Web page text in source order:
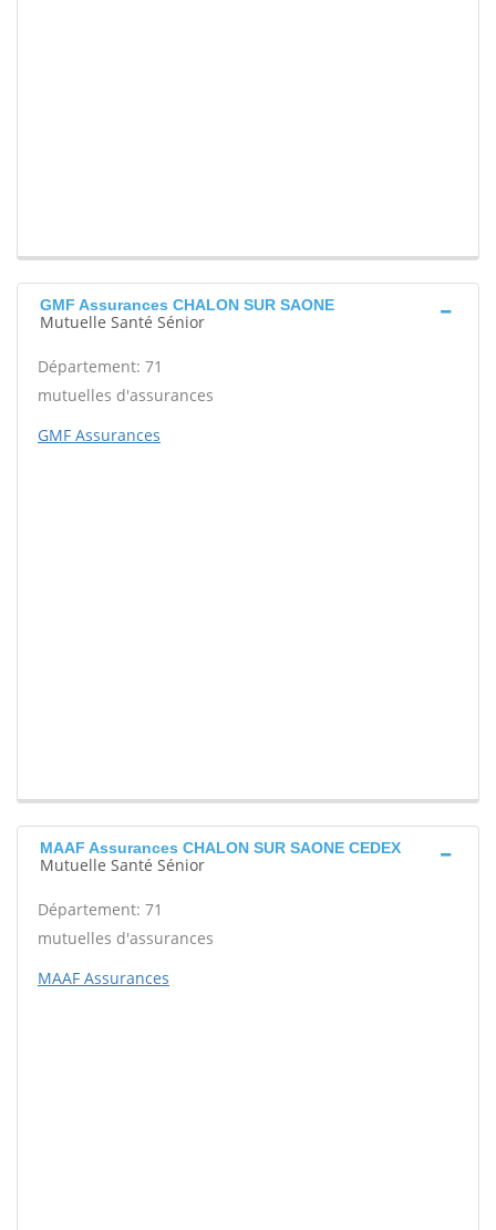
GMF Assurances CHALON SUR SAONE
Mutuelle Santé Sénior
Département: 71
mutuelles d'assurances
GMF Assurances
MAAF Assurances CHALON SUR SAONE CEDEX
Mutuelle Santé Sénior
Département: 71
mutuelles d'assurances
MAAF Assurances